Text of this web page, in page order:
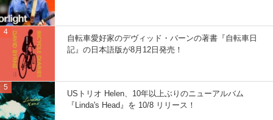
自転車愛好家のデヴィッド・バーンの著書『自転車日
記』の日本語版が8月12日発売！
USトリオ Helen、10年以上ぶりのニューアルバム
『Linda's Head』を 10/8 リリース！